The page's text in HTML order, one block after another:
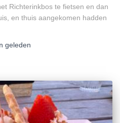
Richterinkbos te fietsen en dan
en thuis aangekomen hadden
geleden